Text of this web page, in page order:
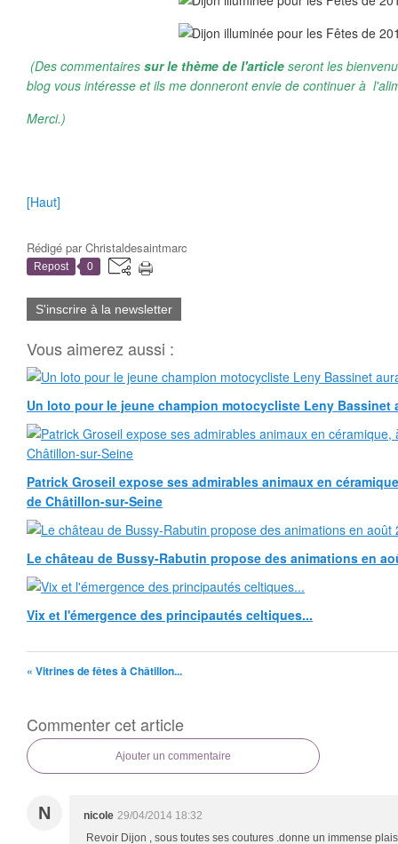
(Des commentaires sur le thème de l'article seront les
blog vous intéresse et ils me donneront envie de continuer à
Merci.)
[Haut]
Rédigé parChristaldesaintmarc
Repost 0
S'inscrire à la newsletter
Vous aimerez aussi :
Un loto pour le jeune champion motocycliste Leny Bassinet
Patrick Groseil expose ses admirables animaux en
de Châtillon-sur-Seine
Le château de Bussy-Rabutin propose des animations en
Vix et l'émergence des principautés celtiques...
« Vitrines de fêtes à Châtillon...
Commenter cet article
Ajouter un commentaire
N nicole 29/04/2014 18:32
Revoir Dijon , sous toutes ses coutures .donne un immense